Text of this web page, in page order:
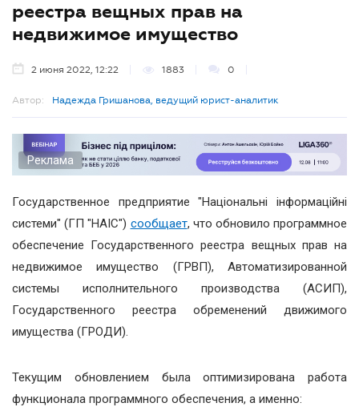
реестра вещных прав на
недвижимое имущество
2 июня 2022, 12:22 1883 0
Автор: Надежда Гришанова, ведущий юрист-аналитик
Реклама
Государственное предприятие "Національні інформаційні
системи" (ГП "НАІС") сообщает, что обновило программное
обеспечение Государственного реестра вещных прав на
недвижимое имущество (ГРВП), Автоматизированной
системы исполнительного производства (АСИП),
Государственного реестра обременений движимого
имущества (ГРОДИ).
Текущим обновлением была оптимизирована работа
функционала программного обеспечения, а именно: